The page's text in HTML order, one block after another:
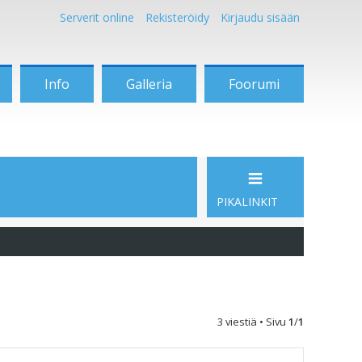
Serverit online Rekisteröidy Kirjaudu sisään
Info Galleria Foorumi
PIKALINKIT
3 viestiä • Sivu 1/1